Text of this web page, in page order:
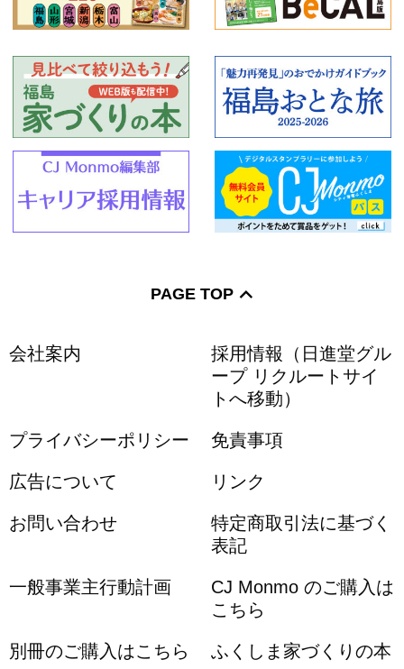
PAGE TOP
会社案内
採用情報（日進堂グル
ープ リクルートサイ
トへ移動）
プライバシーポリシー 免責事項
広告について リンク
お問い合わせ
特定商取引法に基づく
表記
一般事業主行動計画
CJ Monmo のご購入は
こちら
別冊のご購入はこちら ふくしま家づくりの本